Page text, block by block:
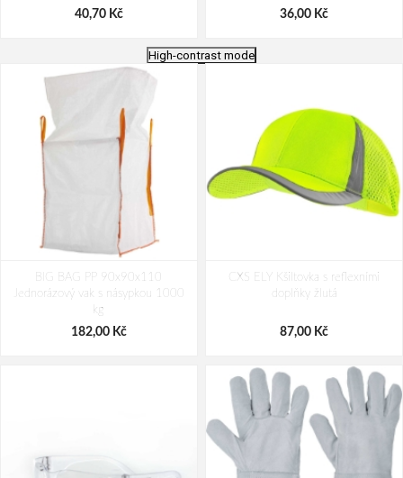
40,70 Kč 36,00 Kč
CXS CROSS BELT Reflexní elastický
KŘÍŽ, žlutý
192,00 Kč
odpad 20ks/role
43,00 Kč
High-contrast mode
BIG BAG PP 90x90x110
Jednorázový vak s násypkou 1000
kg
182,00 Kč
CXS ELY Kšiltovka s reflexními
doplňky žlutá
87,00 Kč